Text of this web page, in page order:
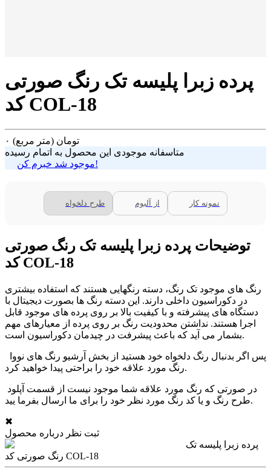
پرده زبرا پلیسه تک رنگ صورتی
کد COL-18
۰ تومان (متر مربع)
متاسفانه موجودی این محصول به اتمام رسیده
موجود شد خبرم کن!
طرح دلخواه از آلبوم نمونه کار
توضیحات پرده زبرا پلیسه تک رنگ صورتی
کد COL-18
رنگ های موجود تک رنگ، دسته رنگهایی هستند که استفاده بیشتری
در دکوراسیون داخلی دارند. این دسته رنگ ها بصورت دیجیتال با
دستگاه های پیشرفته و با کیفیت بالا بر روی پرده های موجود قابل
اجرا هستند. نداشتن محدودیت رنگ بر روی پرده از معیارهای مهم
بشمار می آید که باعث پیشرفت در چیدمان دکوراسیون است.
رنگ مورد علاقه خود را براحتی پیدا خواهید کرد.
طرح رنگ و یا کد رنگ مورد نظر خود را برای ما ارسال بفرما یید.
✖
ثبت نظر درباره محصول
پرده زبرا پلیسه تک
رنگ صورتی کد COL-18